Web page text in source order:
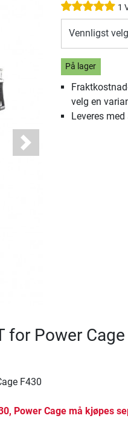
Next
1
Vennligst velg
På lager
velg en
Leveres
for Power Cage
F430
Power Cage må kjøpes